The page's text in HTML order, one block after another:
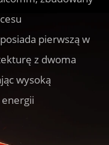
pierwszą w
z dwoma
wysoką